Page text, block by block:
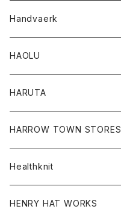
アウター
カーディガン
コート
トップス
シャツ
スウェット
レディース
カーディガン
コート
ボトム
パンツ
Handvaerk
トップス
Tシャツ
ロンTEE
HAOLU
HARUTA
HARROW TOWN STORES
Healthknit
HENRY HAT WORKS